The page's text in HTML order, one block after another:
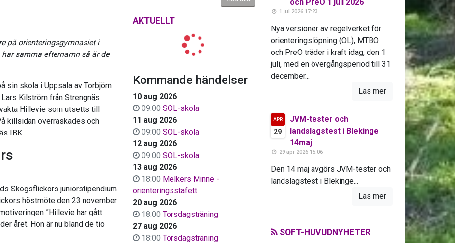
AKTUELLT
Kommande händelser
10 aug 2026
09:00 SOL-skola
11 aug 2026
09:00 SOL-skola
12 aug 2026
09:00 SOL-skola
13 aug 2026
18:00 Melkers Minne -
orienteringsstafett
20 aug 2026
18:00 Torsdagsträning
27 aug 2026
18:00 Torsdagsträning
på orienteringsgymnasiet i
samma efternamn så är de
sin skola i Uppsala av Torbjörn
Kilström från Strengnäs
Hillevie som utsetts till
killsidan överraskades och
IBK.
Skogsflickors juniorstipendium
höstmöte den 23 november
”Hillevie har gått
året. Hon är nu bland de tio
och PreO 1 juli 2026
1 jul 2026 17:23
Nya versioner av regelverket för
orienteringslöpning (OL), MTBO
och PreO träder i kraft idag, den 1
juli, med en övergångsperiod till 31
december...
Läs mer
APR
29
JVM-tester och
landslagstest i Blekinge
14maj
29 apr 2026 15:06
Den 14 maj avgörs JVM-tester och
landslagstest i Blekinge...
Läs mer
SOFT-HUVUDNYHETER